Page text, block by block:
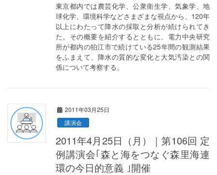
東京都内では農芸化学、公衆衛生学、気象学、地
球化学、環境科学などさまざまな視点から、120年
以上にわたって降水の採取と分析が続けられてき
た。その概要を紹介するとともに、電力中央研究
所が都内の狛江市で続けている25年間の観測結果
をふまえて、降水の質的な変化と大気汚染との関
係について考察する。
2011年03月25日
講演会
2011年4月25日（月）｜第106回 定
例講演会｢森と海をつなぐ森里海連
環の今日的意義 ｣開催